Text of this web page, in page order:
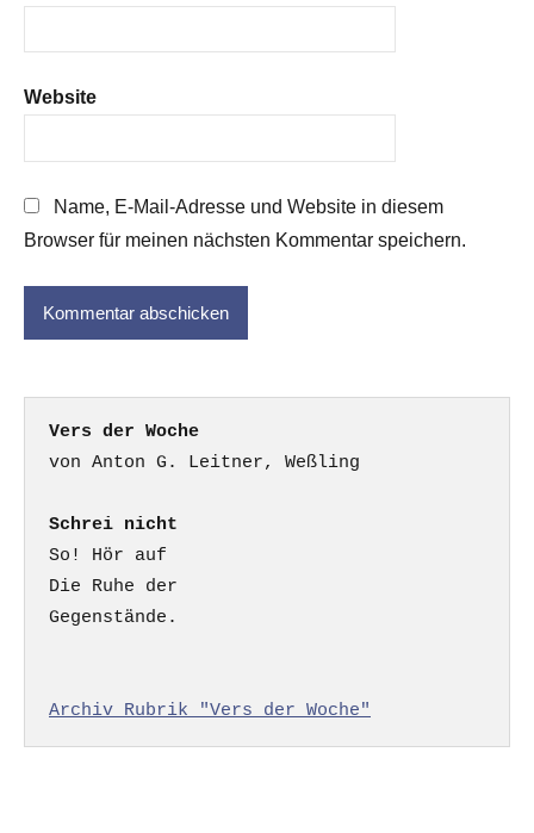
Website
Name, E-Mail-Adresse und Website in diesem
Browser für meinen nächsten Kommentar speichern.
Vers der Woche
Schrei nicht
So! Hör auf
Die Ruhe der
Gegenstände.
Archiv Rubrik "Vers der Woche"